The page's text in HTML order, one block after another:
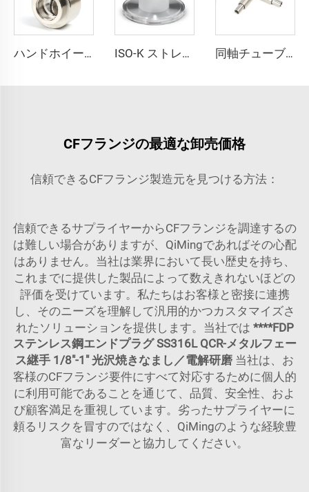
ハンドホイール付きKFバタフライバルブ KF25/KF40/KF50 SS304 SS316L 真空スイベルバルブ プレート FKMシール付き ステンレス鋼製 流量調整式 NW25/NW40/NW50 ISO-K ストレートレデューサー ISO80xISO63-ISO160xISO100 SS304/SS316L 高品質ステンレス鋼真空継手フランジ 半導体用 同軸チューブティー 超高純度 SS316L 同軸継手 ステンレス鋼 BA/EP 高品質超高純度(UHP)チューブ
CFフランジの最適な卸売価格
信頼できるCFフランジ製造元を見つける方法：
信頼できるサプライヤーからCFフランジを調達するの
は難しい場合がありますが、QiMingであればその心配
はありません。当社は業界において長い歴史を持ち、
これまでに提供した製品によって数えきれないほどの
評価を受けています。私たちはお客様と密接に連携
し、そのニーズを理解して汎用的かつカスタマイズさ
れたソリューションを提供します。当社では ****FDP
ステンレス鋼エンドプラグ SS316L QCR-メタルフェー
ス継手 1/8"-1" 光沢焼きなまし／電解研磨 当社は、お
客様のCFフランジ要件にすべて対応するために個人的
に利用可能であることを通じて、品質、安全性、およ
び顧客満足を重視しています。劣ったサプライヤーに
頼るリスクを冒すのではなく、QiMingのような経験豊
富なリーダーと協力してください。